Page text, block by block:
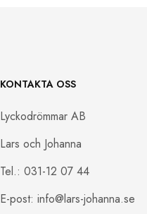
KONTAKTA OSS
Lyckodrömmar AB
Lars och Johanna
Tel.: 031-12 07 44
E-post: info@lars-johanna.se